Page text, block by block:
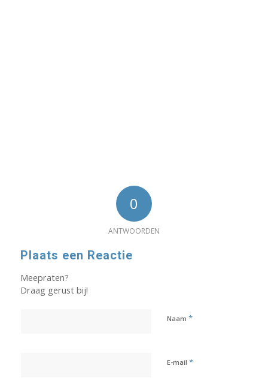
0
ANTWOORDEN
Plaats een Reactie
Meepraten?
Draag gerust bij!
Naam *
E-mail *